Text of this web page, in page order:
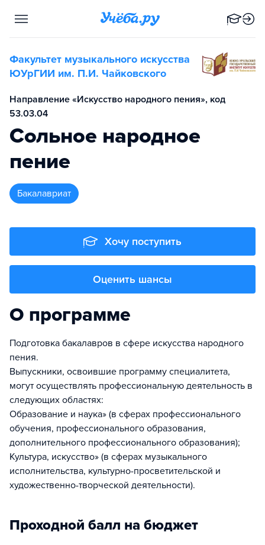
Факультет музыкального искусства
ЮУрГИИ им. П.И. Чайковского
Направление «Искусство народного пения», код
53.03.04
Сольное народное
пение
бакалавриат
Хочу поступить
Оценить шансы
О программе
Подготовка бакалавров в сфере искусства народного
пения.
Выпускники, освоившие программу специалитета,
могут осуществлять профессиональную деятельность в
следующих областях:
Образование и наука» (в сферах профессионального
обучения, профессионального образования,
дополнительного профессионального образования);
Культура, искусство» (в сферах музыкального
исполнительства, культурно-просветительской и
художественно-творческой деятельности).
Проходной балл на бюджет